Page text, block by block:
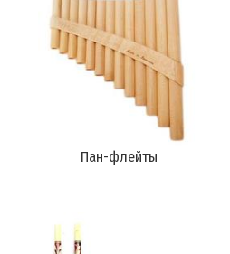
Пан-флейты